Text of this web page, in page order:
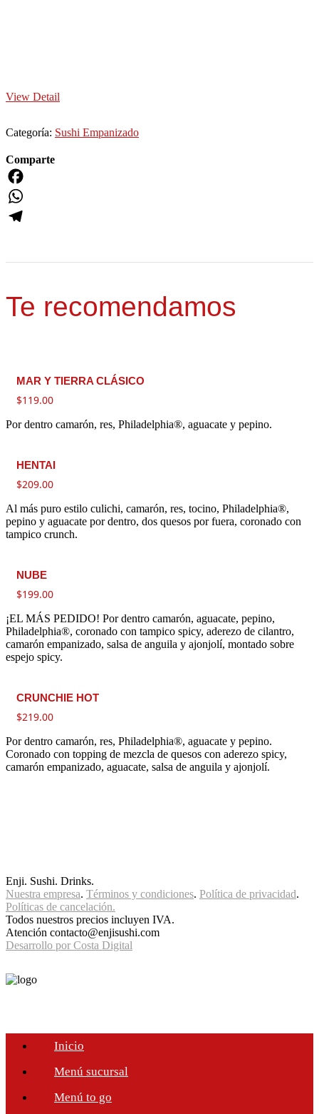
View Detail
Categoría: Sushi Empanizado
Comparte
Facebook
WhatsApp
Te recomendamos
MAR Y TIERRA CLÁSICO
$119.00
Por dentro camarón, res, Philadelphia®, aguacate y pepino.
HENTAI
$209.00
Al más puro estilo culichi, camarón, res, tocino, Philadelphia®,
pepino y aguacate por dentro, dos quesos por fuera, coronado con
tampico crunch.
NUBE
$199.00
¡EL MÁS PEDIDO! Por dentro camarón, aguacate, pepino,
Philadelphia®, coronado con tampico spicy, aderezo de cilantro,
camarón empanizado, salsa de anguila y ajonjolí, montado sobre
espejo spicy.
CRUNCHIE HOT
$219.00
Por dentro camarón, res, Philadelphia®, aguacate y pepino.
Coronado con topping de mezcla de quesos con aderezo spicy,
camarón empanizado, aguacate, salsa de anguila y ajonjolí.
Enji. Sushi. Drinks.
Nuestra empresa. Términos y condiciones. Política de privacidad.
Políticas de cancelación.
Todos nuestros precios incluyen IVA.
Atención contacto@enjisushi.com
Desarrollo por Costa Digital
Inicio
Menú sucursal
Menú to go